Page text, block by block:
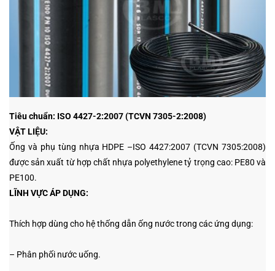
Tiêu chuẩn: ISO 4427-2:2007 (TCVN 7305-2:2008)
VẬT LIỆU:
Ống và phụ tùng nhựa HDPE –ISO 4427:2007 (TCVN 7305:2008)
được sản xuất từ hợp chất nhựa polyethylene tỷ trọng cao: PE80 và
PE100.
LĨNH VỰC ÁP DỤNG:
Thích hợp dùng cho hệ thống dẫn ống nước trong các ứng dụng:
– Phân phối nước uống.